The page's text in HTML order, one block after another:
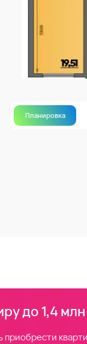
Планировка
до 1,4